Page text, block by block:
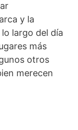
y la
largo del día
más
otros
merecen